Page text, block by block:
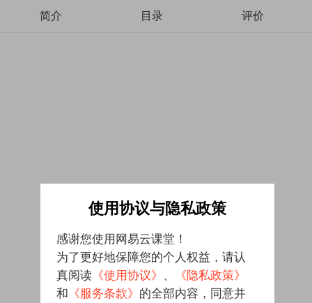
简介 目录 评价
使用协议与隐私政策
感谢您使用网易云课堂！
为了更好地保障您的个人权益，请认
真阅读 《使用协议》 、
《隐私政策》
和 《服务条款》 的全部内容，同意并